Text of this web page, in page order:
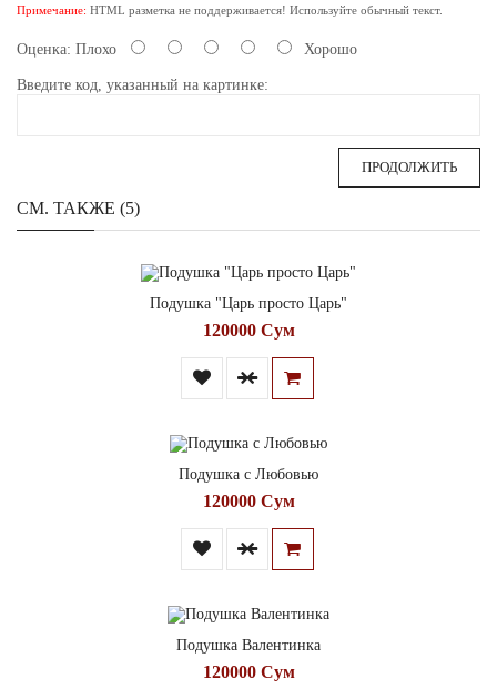
Примечание: HTML разметка не поддерживается! Используйте обычный текст.
Оценка: Плохо Хорошо
Введите код, указанный на картинке:
ПРОДОЛЖИТЬ
СМ. ТАКЖЕ (5)
Подушка "Царь просто Царь"
120000 Сум
Подушка с Любовью
120000 Сум
Подушка Валентинка
120000 Сум